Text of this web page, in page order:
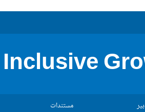
مستندات